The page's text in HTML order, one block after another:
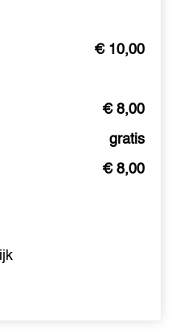
€ 10,00
€ 8,00
gratis
€ 8,00